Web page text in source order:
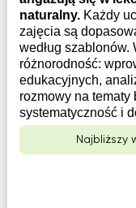
naturalny. Każdy
zajęcia są
według
różnorodność:
edukacyjnych,
rozmowy na
systematyczność i
Najbliższy